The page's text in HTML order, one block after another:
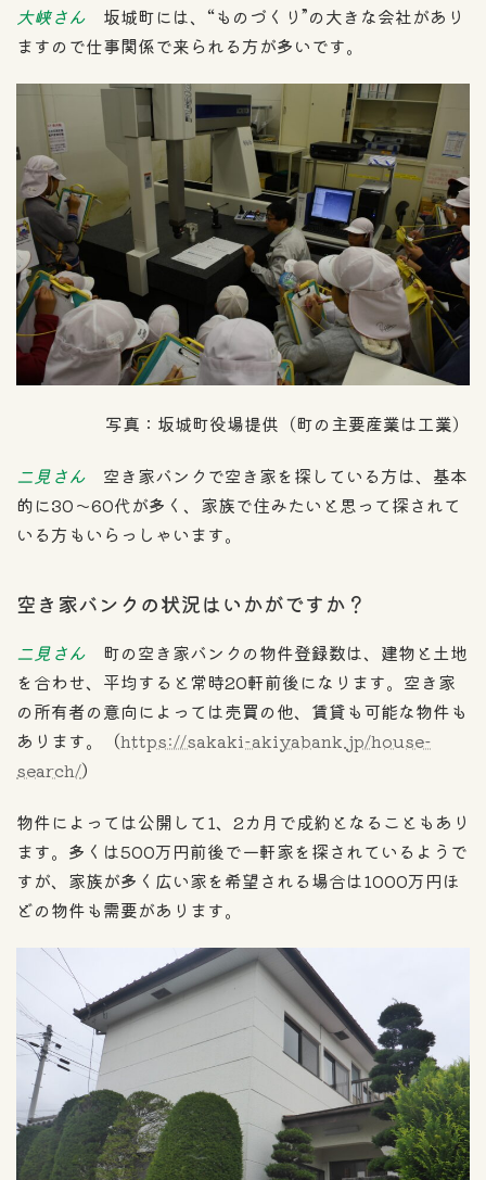
大峡さん 坂城町には、“ものづくり”の大きな会社があり
ますので仕事関係で来られる方が多いです。
写真：坂城町役場提供（町の主要産業は工業）
二見さん 空き家バンクで空き家を探している方は、基本
的に30〜60代が多く、家族で住みたいと思って探されて
いる方もいらっしゃいます。
空き家バンクの状況はいかがですか？
二見さん 町の空き家バンクの物件登録数は、建物と土地
を合わせ、平均すると常時20軒前後になります。空き家
の所有者の意向によっては売買の他、賃貸も可能な物件も
あります。（https://sakaki-akiyabank.jp/house-
search/）
物件によっては公開して1、2カ月で成約となることもあり
ます。多くは500万円前後で一軒家を探されているようで
すが、家族が多く広い家を希望される場合は1000万円ほ
どの物件も需要があります。